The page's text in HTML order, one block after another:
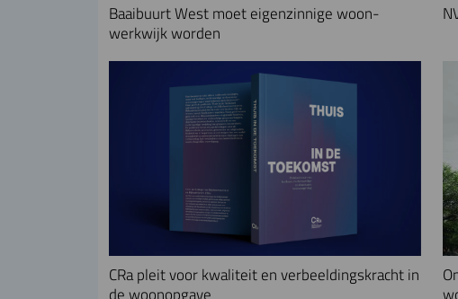
Baaibuurt West moet eigenzinnige woon-
werkwijk worden
CRa pleit voor kwaliteit en verbeeldingskracht in